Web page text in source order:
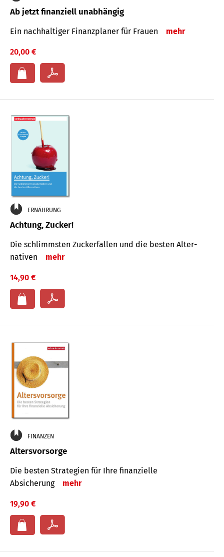
Ab jetzt finanziell unabhängig
Ein nachhaltiger Finanzplaner für Frauen mehr
20,00 €
ERNÄHRUNG
Achtung, Zucker!
Die schlimmsten Zucker­fallen und die besten Alter­
nativen
mehr
14,90 €
FINANZEN
Altersvorsorge
Die besten Strategien für Ihre finanzielle
Absicherung
mehr
19,90 €